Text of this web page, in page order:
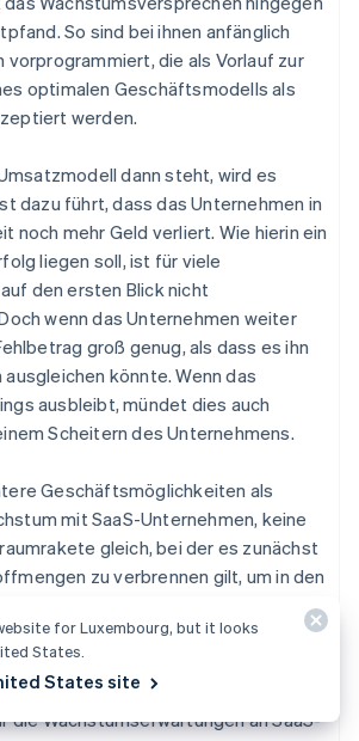
So sind bei ihnen anfänglich
vorprogrammiert, die als Vorlauf zur
optimalen Geschäftsmodells als
werden.
dann steht, wird es
dazu führt, dass das Unternehmen in
noch mehr Geld verliert. Wie hierin ein
liegen soll, ist für viele
den ersten Blick nicht
wenn das Unternehmen weiter
groß genug, als dass es ihn
könnte. Wenn das
ausbleibt, mündet dies auch
Scheitern des Unternehmens.
Geschäftsmöglichkeiten als
mit SaaS-Unternehmen, keine
gleich, bei der es zunächst
zu verbrennen gilt, um in den
die Ohren, wenn man einen Fehler
die Wachstumserwartungen an SaaS-
for Luxembourg, but it looks
States.
States site